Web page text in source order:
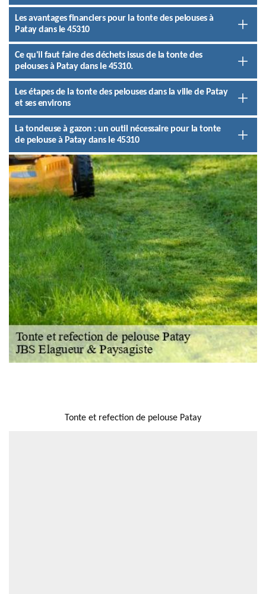
Les avantages financiers pour la tonte des pelouses à
Patay dans le 45310
Ce qu'il faut faire des déchets issus de la tonte des
pelouses à Patay dans le 45310.
Les étapes de la tonte des pelouses dans la ville de Patay
et ses environs
La tondeuse à gazon : un outil nécessaire pour la tonte
de pelouse à Patay dans le 45310
Tonte et refection de pelouse Patay